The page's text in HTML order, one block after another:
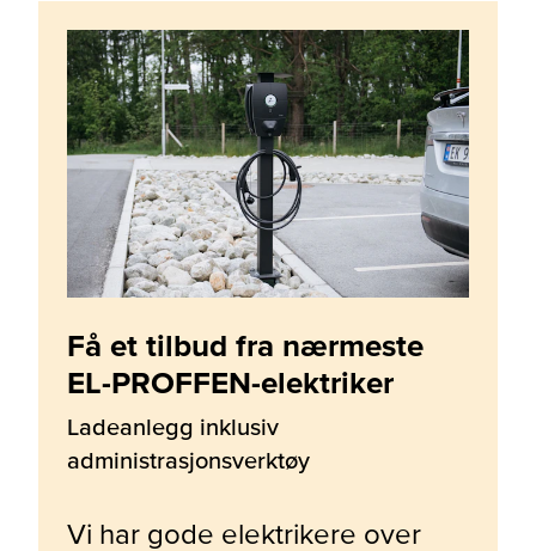
Få et tilbud fra nærmeste
EL-PROFFEN-elektriker
Ladeanlegg inklusiv
administrasjonsverktøy
Vi har gode elektrikere over